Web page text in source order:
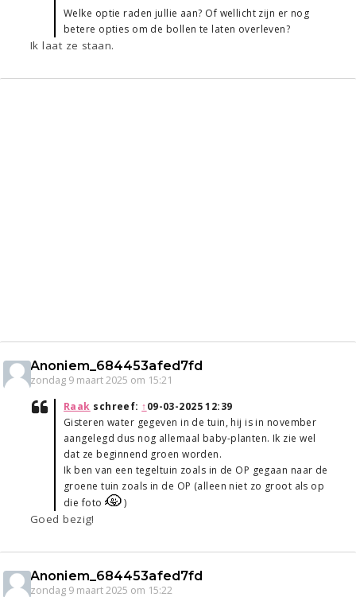
Welke optie raden jullie aan? Of wellicht zijn er nog
betere opties om de bollen te laten overleven?
Ik laat ze staan.
Anoniem_684453afed7fd
zondag 9 maart 2025 om 15:21
Raak schreef: ↑09-03-2025 12:39
Gisteren water gegeven in de tuin, hij is in november
aangelegd dus nog allemaal baby-planten. Ik zie wel
dat ze beginnend groen worden.
Ik ben van een tegeltuin zoals in de OP gegaan naar de
groene tuin zoals in de OP (alleen niet zo groot als op
die foto
)
Goed bezig!
Anoniem_684453afed7fd
zondag 9 maart 2025 om 15:22